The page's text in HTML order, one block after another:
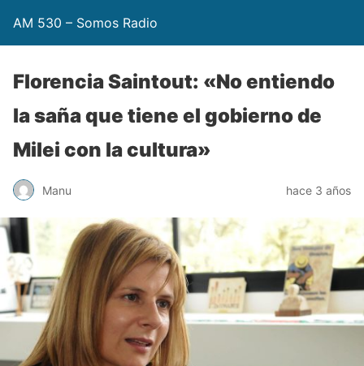
AM 530 – Somos Radio
Florencia Saintout: «No entiendo
la saña que tiene el gobierno de
Milei con la cultura»
Manu hace 3 años